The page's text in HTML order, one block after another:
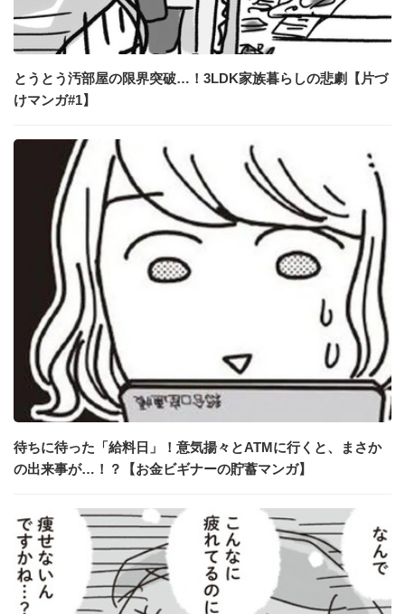
とうとう汚部屋の限界突破…！3LDK家族暮らしの悲劇【片づ
けマンガ#1】
待ちに待った「給料日」！意気揚々とATMに行くと、まさか
の出来事が…！？【お金ビギナーの貯蓄マンガ】